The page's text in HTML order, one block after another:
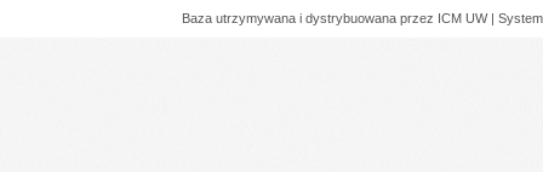
Baza utrzymywana i dystrybuowana przez ICM UW |